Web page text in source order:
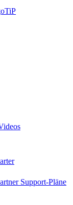
Support-Pläne